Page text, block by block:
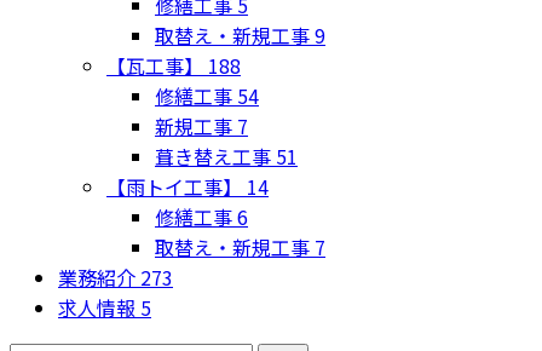
取替え・新規工事9
【瓦工事】 188
修繕工事 54
新規工事 7
葺き替え工事 51
【雨トイ工事】 14
修繕工事6
取替え・新規工事 7
業務紹介 273
求人情報 5